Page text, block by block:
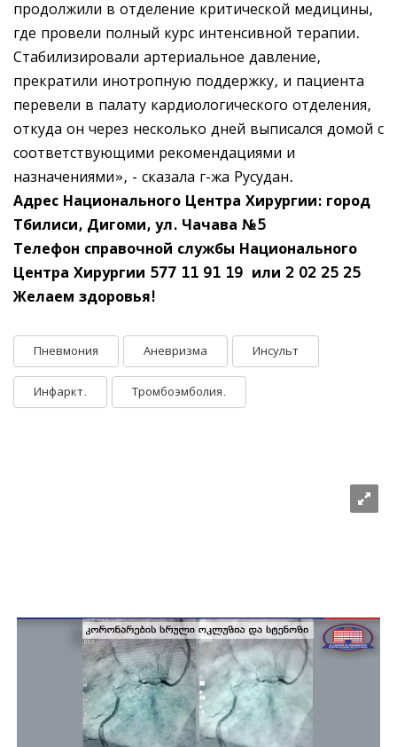
продолжили в отделение критической медицины,
где провели полный курс интенсивной терапии.
Стабилизировали артериальное давление,
прекратили инотропную поддержку, и пациента
перевели в палату кардиологического отделения,
откуда он через несколько дней выписался домой с
соответствующими рекомендациями и
назначениями», - сказала г-жа Русудан.
Адрес Национального Центра Хирургии: город
Тбилиси, Дигоми, ул. Чачава №5
Телефон справочной службы Национального
Центра Хирургии 577 11 91 19 или 2 02 25 25
Желаем здоровья!
Пневмония Аневризма Инсульт
Инфаркт. Тромбоэмболия.